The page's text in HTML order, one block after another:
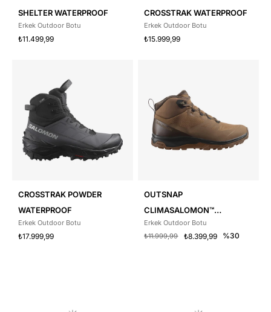
SHELTER WATERPROOF
Erkek Outdoor Botu
₺11.499,99
CROSSTRAK WATERPROOF
Erkek Outdoor Botu
₺15.999,99
CROSSTRAK POWDER
WATERPROOF
Erkek Outdoor Botu
₺17.999,99
OUTSNAP
CLIMASALOMON™
WATERPROOF
Erkek Outdoor Botu
₺8.399,99
₺11.999,99 %30